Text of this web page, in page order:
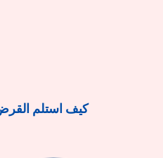
كيف استلم القرض